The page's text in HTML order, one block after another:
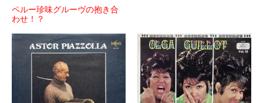
ペルー珍味グルーヴの抱き合
わせ！？